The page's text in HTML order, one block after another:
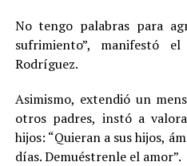
No tengo palabras para
sufrimiento”, manifestó
Rodríguez.
Asimismo, extendió un
otros padres, instó a
hijos: “Quieran a sus hijos,
días. Demuéstrenle el amor”.